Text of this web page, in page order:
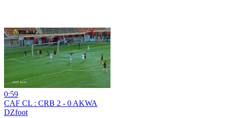
0:59
CAF CL : CRB 2 - 0 AKWA
DZfoot